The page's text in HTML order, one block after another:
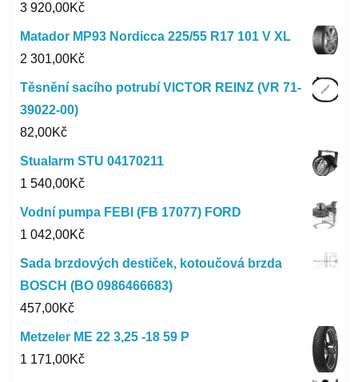
3 920,00Kč
Matador MP93 Nordicca 225/55 R17 101 V XL
2 301,00Kč
Těsnění sacího potrubí VICTOR REINZ (VR 71-
39022-00)
82,00Kč
Stualarm STU 04170211
1 540,00Kč
Vodní pumpa FEBI (FB 17077) FORD
1 042,00Kč
Sada brzdových destiček, kotoučová brzda
BOSCH (BO 0986466683)
457,00Kč
Metzeler ME 22 3,25 -18 59 P
1 171,00Kč